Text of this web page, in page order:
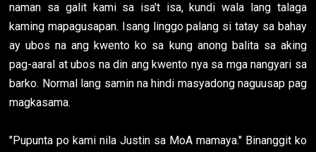
naman sa galit kami sa isa't isa, kundi wala lang talaga
kaming mapagusapan. Isang linggo palang si tatay sa bahay
ay ubos na ang kwento ko sa kung anong balita sa aking
pag-aaral at ubos na din ang kwento nya sa mga nangyari sa
barko. Normal lang samin na hindi masyadong naguusap pag
magkasama.
"Pupunta po kami nila Justin sa MoA mamaya." Binanggit ko